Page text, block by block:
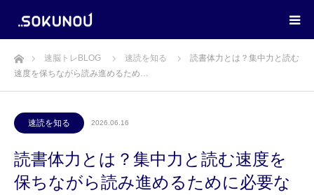
ホーム速脳トレBLOG 速読を知る
読書体力とは？集中力と読む
速度を保ちながら読み進めるため…
速読を知る 2026.06.16
読書体力とは？集中力と読む速度を
保ちながら読み進めるために必要な